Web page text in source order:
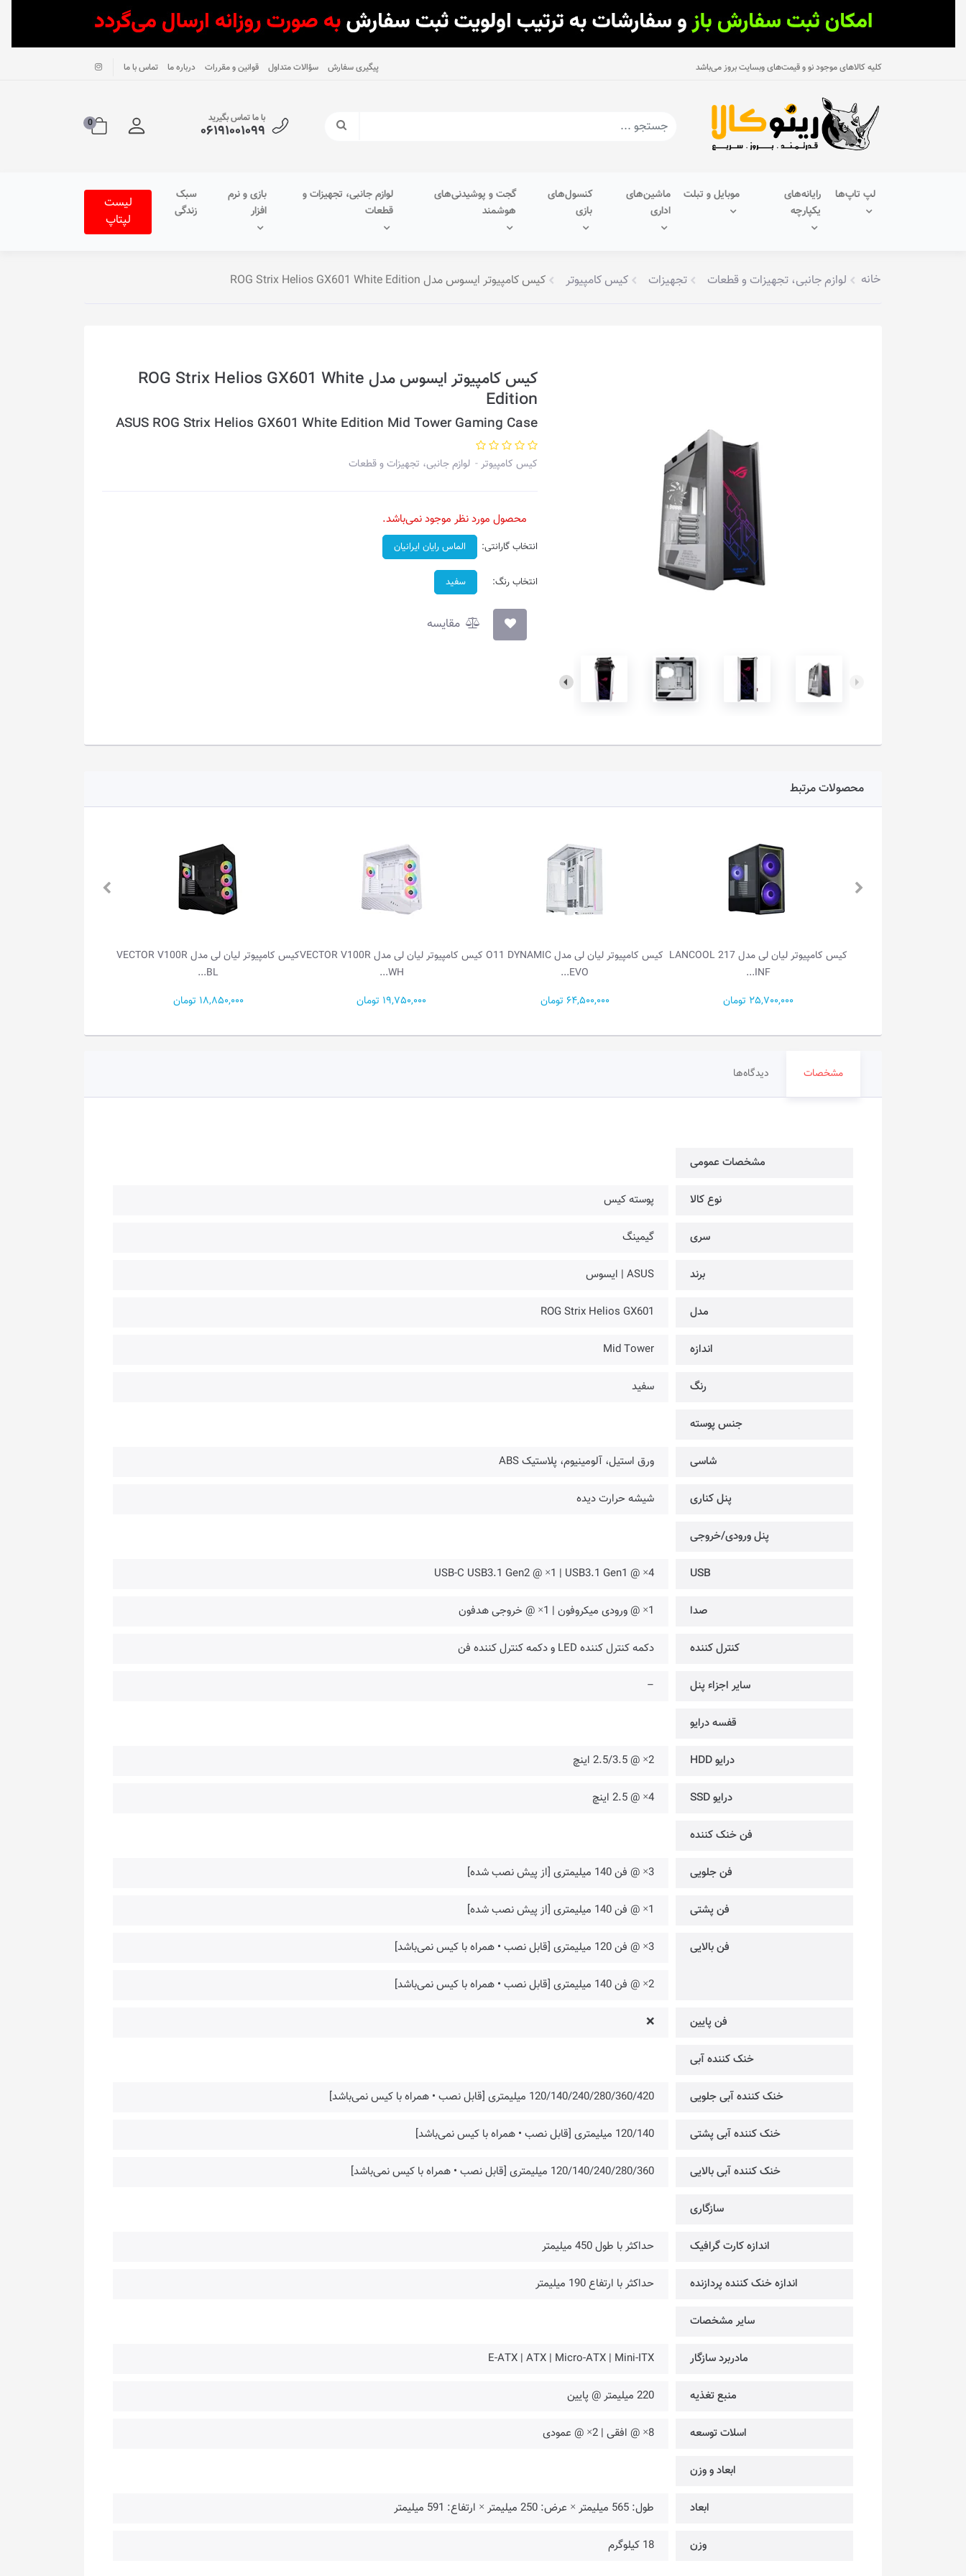
کلیه کالاهای موجود نو و قیمت‌های وبسایت بروز می‌باشد پیگیری سفارش سؤالات متداول قوانین و مقررات درباره ما تماس با ما
با ما تماس بگیرید
۰۶۱۹۱۰۰۱۰۹۹ 0
لپ تاپ‌ها
رایانه‌های
یکپارچه
موبایل و تبلت
ماشین‌های
اداری
کنسول‌های
بازی
گجت و پوشیدنی‌های
هوشمند
لوازم جانبی، تجهیزات و
قطعات
بازی و نرم
افزار
سبک
زندگی
لیست
لپتاپ
خانه لوازم جانبی، تجهیزات و قطعات تجهیزات کیس کامپیوتر کیس کامپیوتر ایسوس مدل ROG Strix Helios GX601 White Edition
کیس کامپیوتر ایسوس مدل ROG Strix Helios GX601 White
Edition
ASUS ROG Strix Helios GX601 White Edition Mid Tower Gaming Case
کیس کامپیوتر لوازم جانبی، تجهیزات و قطعات
محصول مورد نظر موجود نمی‌باشد.
انتخاب گارانتی: الماس رایان ایرانیان
انتخاب رنگ: سفید
مقایسه
محصولات مرتبط
کیس کامپیوتر لیان لی مدل O11 DYNAMIC
EVO...
64,500,000 تومان
کیس کامپیوتر لیان لی مدل VECTOR V100R
WH...
19,750,000 تومان
کیس کامپیوتر لیان لی مدل VECTOR V100R
BL...
18,850,000 تومان
کیس کامپیوتر ردراگون مدل DEFLECT CA-
609B...
8,300,000 تومان
مشخصات دیدگاه‌ها
مشخصات عمومی
نوع کالا پوسته کیس
سری گیمینگ
برند ASUS | ایسوس
مدل ROG Strix Helios GX601
اندازه Mid Tower
رنگ سفید
جنس پوسته
شاسی ورق استیل، آلومینیوم، پلاستیک ABS
پنل کناری شیشه حرارت دیده
پنل ورودی/خروجی
USB
4× @ USB-C USB3.1 Gen2 @ ×1 | USB3.1 Gen1
صدا 1× @ ورودی میکروفون | 1× @ خروجی هدفون
کنترل کننده دکمه کنترل کننده LED و دکمه کنترل کننده فن
سایر اجزاء پنل –
قفسه درایو
درایو HDD 2× @ 2.5/3.5 اینچ
درایو SSD 4× @ 2.5 اینچ
فن خنک کننده
فن جلویی 3× @ فن 140 میلیمتری [از پیش نصب شده]
فن پشتی 1× @ فن 140 میلیمتری [از پیش نصب شده]
فن بالایی 3× @ فن 120 میلیمتری [قابل نصب • همراه با کیس نمی‌باشد]
2× @ فن 140 میلیمتری [قابل نصب • همراه با کیس نمی‌باشد]
فن پایین ❌
خنک کننده آبی
خنک کننده آبی جلویی 120/140/240/280/360/420 میلیمتری [قابل نصب • همراه با کیس نمی‌باشد]
خنک کننده آبی پشتی 120/140 میلیمتری [قابل نصب • همراه با کیس نمی‌باشد]
خنک کننده آبی بالایی 120/140/240/280/360 میلیمتری [قابل نصب • همراه با کیس نمی‌باشد]
سازگاری
اندازه کارت گرافیک حداکثر با طول 450 میلیمتر
اندازه خنک کننده پردازنده حداکثر با ارتفاع 190 میلیمتر
سایر مشخصات
مادربرد سازگار E-ATX | ATX | Micro-ATX | Mini-ITX
منبع تغذیه 220 میلیمتر @ پایین
اسلات توسعه 8× @ افقی | 2× @ عمودی
ابعاد و وزن
ابعاد طول: 565 میلیمتر × عرض: 250 میلیمتر × ارتفاع: 591 میلیمتر
وزن 18 کیلوگرم